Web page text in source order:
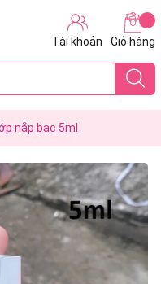
Tài khoản Giỏ hàng
nắp bạc 5ml